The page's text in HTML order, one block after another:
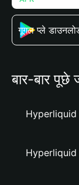
गूगल प्ले
बार-बार पूछे
Hyperliquid
Hyperliquid